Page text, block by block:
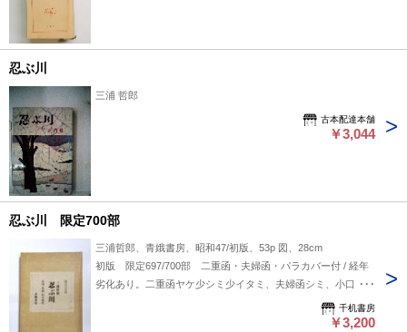
忍ぶ川
三浦 哲郎
古本配達本舗
￥3,044
忍ぶ川 限定700部
三浦哲郎、青娥書房、昭和47/初版、53p 図、28cm
初版 限定697/700部 二重函・夫婦函・パラカバー付 / 経年
劣化あり。二重函ヤケ少シミ少イタミ、夫婦函シミ、小口・
天・地少ヤケあり。線引書込なし。 ■海外発送には対応してい
千机書房
￥3,200